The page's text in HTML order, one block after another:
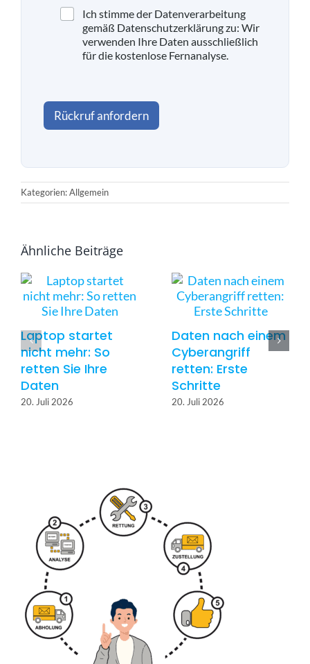
h
t
k
z
e
e
e
n
*
Ich stimme der Datenverarbeitung
gemäß Datenschutzerklärung zu: Wir
verwenden Ihre Daten ausschließlich
für die kostenlose Fernanalyse.
Rückruf anfordern
Kategorien: Allgemein
Ähnliche Beiträge
Laptop startet
nicht mehr: So
retten Sie Ihre
Daten
20. Juli 2026
Daten nach einem
Cyberangriff
retten: Erste
Schritte
20. Juli 2026